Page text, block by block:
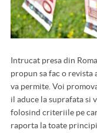
Intrucat presa din
propun sa fac o
va permite. Voi
il aduce la suprafata si
folosind criteriile pe
raporta la toate